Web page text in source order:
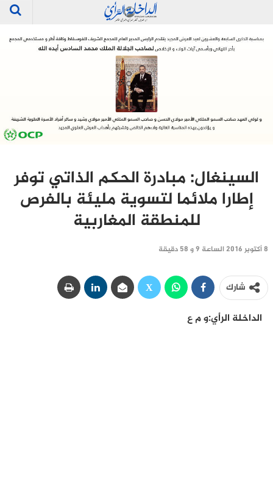
السينغال: مبادرة الحكم الذاتي توفر
إطارا ملائما لتسوية مليئة بالفرص
للمنطقة المغاربية
8 أكتوبر 2016 الساعة 9 و 58 دقيقة
شارك
الداخلة الرأي:و م ع